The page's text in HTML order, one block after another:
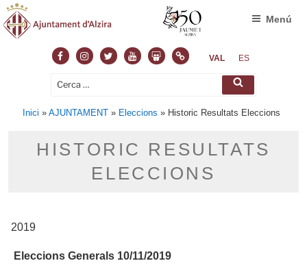
FacebookInstagram
TwitterYoutubeSlideshare
NormasVAL ES
Cerca: Cerca
Menú
Inici »AJUNTAMENT » Eleccions » Historic Resultats Eleccions
HISTORIC RESULTATS
ELECCIONS
2019
Eleccions Generals 10/11/2019